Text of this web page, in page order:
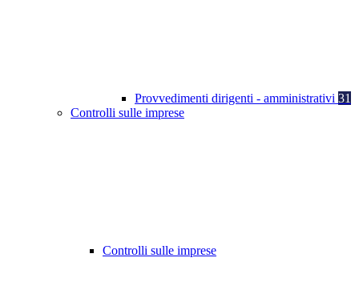
Provvedimenti dirigenti - amministrativi 31
Controlli sulle imprese
Controlli sulle imprese